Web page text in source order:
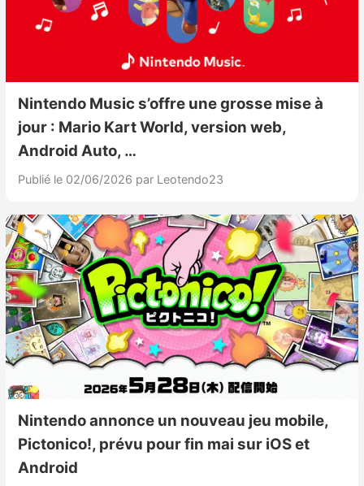
Précommandes
Précommandes jeux Switch 2
Sorties de jeux
Bons plans
Guides
Nintendo Music s’offre une grosse mise à
jour : Mario Kart World, version web,
Android Auto, …
Publié le 02/06/2026 par Leotendo23
Nintendo annonce un nouveau jeu mobile,
Pictonico!, prévu pour fin mai sur iOS et
Android